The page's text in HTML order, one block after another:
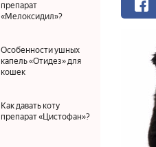
препарат
«Мелоксидил»?
Особенности ушных
капель «Отидез» для
кошек
Как давать коту
препарат «Цистофан»?